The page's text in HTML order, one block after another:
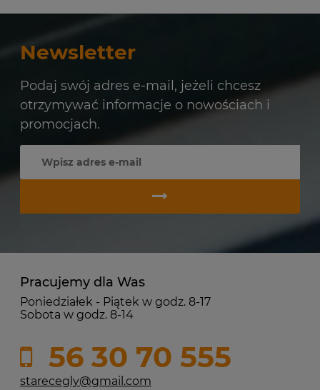
Newsletter
Podaj swój adres e-mail, jeżeli chcesz
otrzymywać informacje o nowościach i
promocjach.
Pracujemy dla Was
Poniedziałek - Piątek w godz. 8-17
Sobota w godz. 8-14
56 30 70 555
starecegly@gmail.com